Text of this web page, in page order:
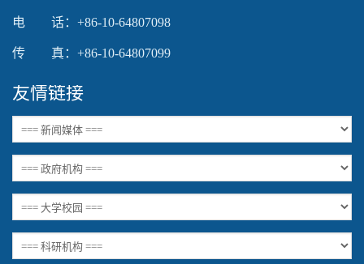
电 话：+86-10-64807098
传 真：+86-10-64807099
友情链接